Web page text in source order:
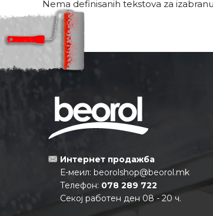
Nema definisanih tekstova za
Интернет продажба
Е-меил: beorolshop@beorol.mk
Телефон: 078 289 722
Секој работен ден 08 - 20 ч.